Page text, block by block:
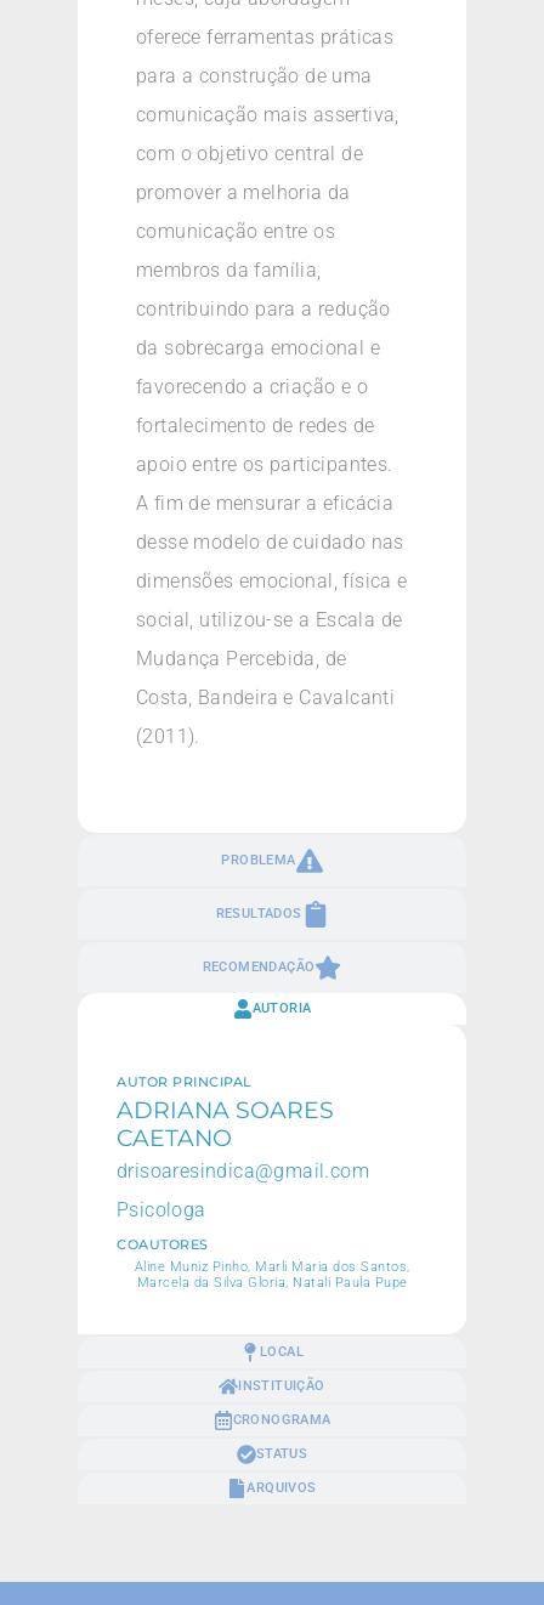
PROBLEMA
RESULTADOS
RECOMENDAÇÃO
oferece ferramentas práticas
para a construção de uma
comunicação mais assertiva,
com o objetivo central de
promover a melhoria da
comunicação entre os
membros da família,
contribuindo para a redução
da sobrecarga emocional e
favorecendo a criação e o
fortalecimento de redes de
apoio entre os participantes.
A fim de mensurar a eficácia
desse modelo de cuidado nas
dimensões emocional, física e
social, utilizou-se a Escala de
Mudança Percebida, de
Costa, Bandeira e Cavalcanti
(2011).
AUTORIA
LOCAL
INSTITUIÇÃO
CRONOGRAMA
STATUS
ARQUIVOS
AUTOR PRINCIPAL
ADRIANA SOARES
CAETANO
drisoaresindica@gmail.com
Psicologa
COAUTORES
Aline Muniz Pinho, Marli Maria dos Santos,
Marcela da Silva Gloria, Natali Paula Pupe